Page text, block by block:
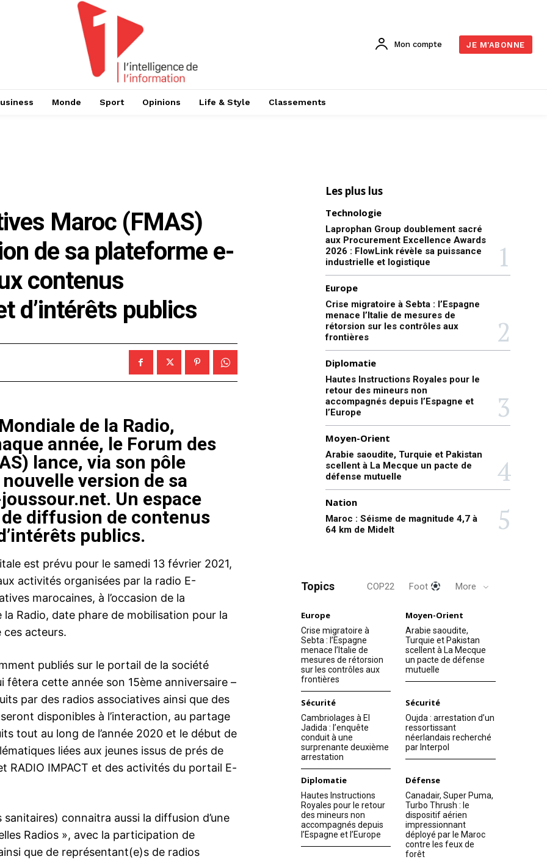
Mon compte JE M'ABONNE
Monde Sport Opinions Life & Style Classements
Maroc (FMAS)
de sa plateforme e-
contenus
d’intérêts publics
de la Radio,
année, le Forum des
lance, via son pôle
nouvelle version de sa
Un espace
diffusion de contenus
publics.
est prévu pour le samedi 13 février 2021,
activités organisées par la radio E-
marocaines, à l’occasion de la
Radio, date phare de mobilisation pour la
acteurs.
publiés sur le portail de la société
fêtera cette année son 15ème anniversaire –
par des radios associatives ainsi que des
disponibles à l’interaction, au partage
tout au long de l’année 2020 et le début de
liées aux jeunes issus de prés de
RADIO IMPACT et des activités du portail E-
connaitra aussi la diffusion d’une
Radios », avec la participation de
que de représentant(e)s de radios
Les plus lus
Technologie
Laprophan Group doublement sacré
aux Procurement Excellence Awards
2026 : FlowLink révèle sa puissance
industrielle et logistique
Europe
Crise migratoire à Sebta : l’Espagne
menace l’Italie de mesures de
rétorsion sur les contrôles aux
frontières
Diplomatie
Hautes Instructions Royales pour le
retour des mineurs non
accompagnés depuis l’Espagne et
l’Europe
Moyen-Orient
Arabie saoudite, Turquie et Pakistan
scellent à La Mecque un pacte de
défense mutuelle
Nation
Maroc : Séisme de magnitude 4,7 à
64 km de Midelt
Topics COP22 Foot More
Europe
Crise migratoire à
Sebta : l’Espagne
menace l’Italie de
mesures de rétorsion
sur les contrôles aux
frontières
Moyen-Orient
Arabie saoudite,
Turquie et Pakistan
scellent à La Mecque
un pacte de défense
mutuelle
Sécurité
Cambriolages à El
Jadida : l’enquête
conduit à une
surprenante deuxième
arrestation
Sécurité
Oujda : arrestation d’un
ressortissant
néerlandais recherché
par Interpol
Diplomatie
Hautes Instructions
Royales pour le retour
des mineurs non
accompagnés depuis
l’Espagne et l’Europe
Défense
Canadair, Super Puma,
Turbo Thrush : le
dispositif aérien
impressionnant
déployé par le Maroc
contre les feux de
forêt